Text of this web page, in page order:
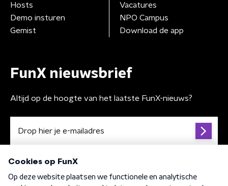
Hosts
Demo insturen
Gemist
Vacatures
NPO Campus
Download de app
FunX nieuwsbrief
Altijd op de hoogte van het laatste FunX-nieuws?